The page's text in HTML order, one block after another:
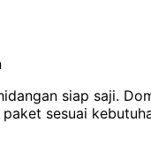
siap saji.
sesuai